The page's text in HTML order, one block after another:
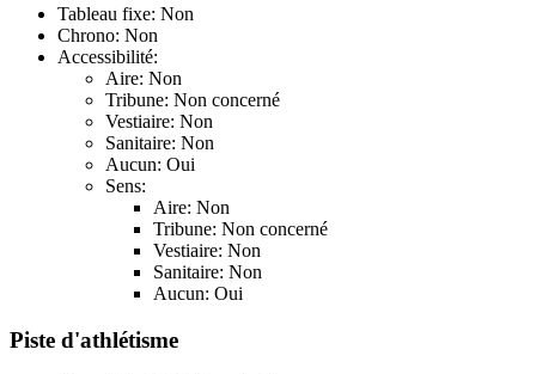
Tableau fixe: Non
Chrono: Non
Accessibilité:
Aire: Non
Tribune: Non concerné
Vestiaire: Non
Sanitaire: Non
Aucun: Oui
Sens:
Aire: Non
Tribune: Non concerné
Vestiaire: Non
Sanitaire: Non
Aucun: Oui
Piste d'athlétisme